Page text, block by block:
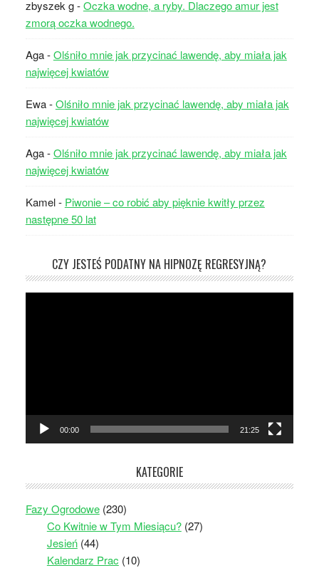
zbyszek g-Oczka wodne, a ryby. Dlaczego amur jest
zmorą oczka wodnego.
Aga-Olśniło mnie jak przycinać lawendę, aby miała jak
najwięcej kwiatów
Ewa-Olśniło mnie jak przycinać lawendę, aby miała jak
najwięcej kwiatów
Aga-Olśniło mnie jak przycinać lawendę, aby miała jak
najwięcej kwiatów
Kamel- Piwonie – co robić aby pięknie kwitły przez
następne 50 lat
CZY JESTEŚ PODATNY NA HIPNOZĘ REGRESYJNĄ?
00:00 21:25
KATEGORIE
Fazy Ogrodowe(230)
Co Kwitnie w Tym Miesiącu?(27)
Jesień(44)
Kalendarz Prac (10)